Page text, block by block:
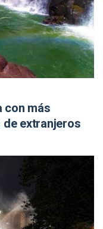
con más
extranjeros